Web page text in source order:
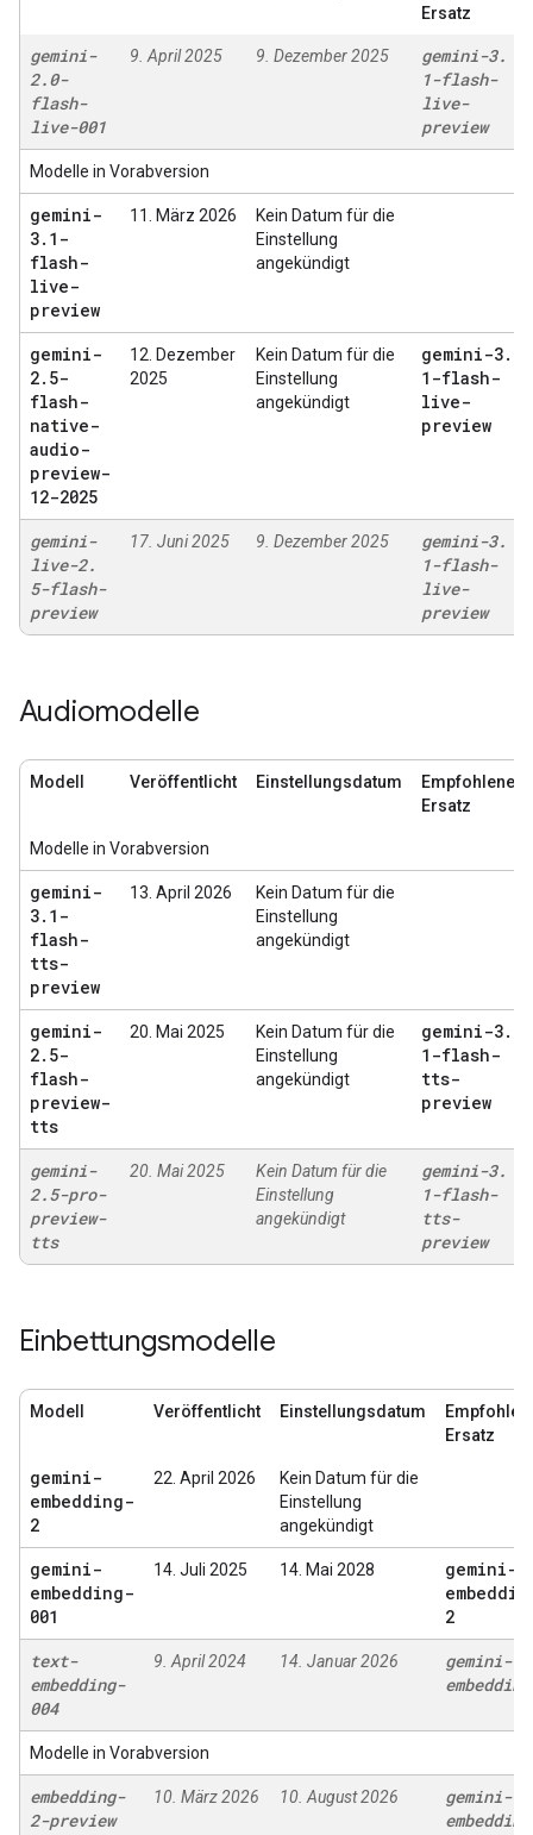
Ersatz
gemini-
2.0-
flash-
live-001
9. April 2025 9. Dezember 2025 gemini-3.
1-flash-
live-
preview
Modelle in Vorabversion
gemini-
3. 1-
flash-
live-
preview
11. März 2026
Kein Datum für die
Einstellung
angekündigt
gemini-
2. 5-
flash-
native-
audio-
preview-
12-2025
12. Dezember
2025
Kein Datum für die
Einstellung
angekündigt
gemini-3.
1-flash-
live-
preview
gemini-
live-2.
5-flash-
preview
17. Juni 2025 9. Dezember 2025 gemini-3.
1-flash-
live-
preview
Audiomodelle
Modell Veröffentlicht Einstellungsdatum
Empfohlener
Ersatz
Modelle in Vorabversion
gemini-
3. 1-
flash-
tts-
preview
13. April 2026
Kein Datum für die
Einstellung
angekündigt
gemini-
2. 5-
flash-
preview-
tts
20. Mai 2025
Kein Datum für die
Einstellung
angekündigt
gemini-3.
1-flash-
tts-
preview
gemini-
2.5-pro-
preview-
tts
20. Mai 2025
Kein Datum für die
Einstellung
angekündigt
gemini-3.
1-flash-
tts-
preview
Einbettungsmodelle
Modell Veröffentlicht Einstellungsdatum
Ersatz
gemini-
embedding-
2
22. April 2026
Kein Datum für die
Einstellung
angekündigt
gemini-
embedding-
001
14. Juli 2025 14. Mai 2028
gemini-
2
text-
embedding-
004
9. April 2024 14. Januar 2026
gemini-
Modelle in Vorabversion
embedding-
2-preview
10. März 2026 10. August 2026
gemini-